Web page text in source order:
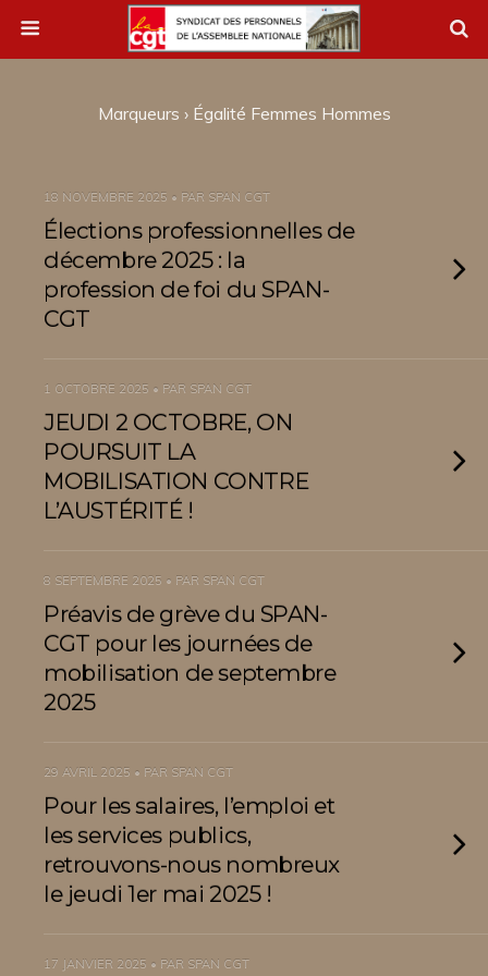
Marqueurs › Égalité Femmes Hommes
18 NOVEMBRE 2025 • PAR SPAN CGT
Élections professionnelles de
décembre 2025 : la
profession de foi du SPAN-
CGT
1 OCTOBRE 2025 • PAR SPAN CGT
JEUDI 2 OCTOBRE, ON
POURSUIT LA
MOBILISATION CONTRE
L’AUSTÉRITÉ !
8 SEPTEMBRE 2025 • PAR SPAN CGT
Préavis de grève du SPAN-
CGT pour les journées de
mobilisation de septembre
2025
29 AVRIL 2025 • PAR SPAN CGT
Pour les salaires, l’emploi et
les services publics,
retrouvons-nous nombreux
le jeudi 1er mai 2025 !
17 JANVIER 2025 • PAR SPAN CGT